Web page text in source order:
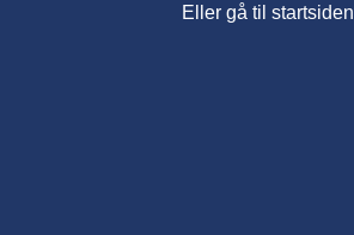
Eller gå til startsiden